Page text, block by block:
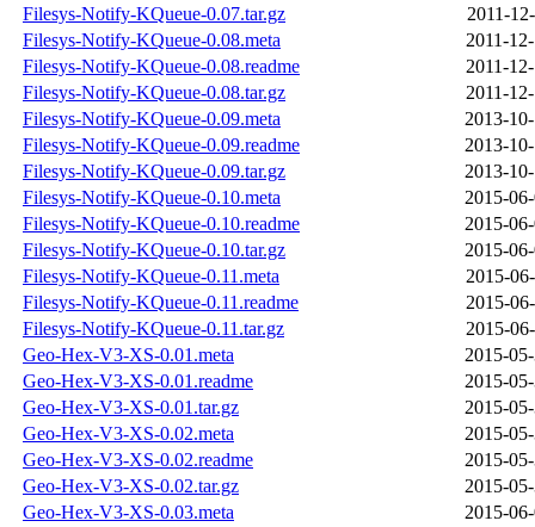
Filesys-Notify-KQueue-0.07.tar.gz
2011-
Filesys-Notify-KQueue-0.08.meta
2011-
Filesys-Notify-KQueue-0.08.readme
2011-
Filesys-Notify-KQueue-0.08.tar.gz
2011-
Filesys-Notify-KQueue-0.09.meta
2013-
Filesys-Notify-KQueue-0.09.readme
2013-
Filesys-Notify-KQueue-0.09.tar.gz
2013-
Filesys-Notify-KQueue-0.10.meta
2015-
Filesys-Notify-KQueue-0.10.readme
2015-
Filesys-Notify-KQueue-0.10.tar.gz
2015-
Filesys-Notify-KQueue-0.11.meta
2015-
Filesys-Notify-KQueue-0.11.readme
2015-
Filesys-Notify-KQueue-0.11.tar.gz
2015-
Geo-Hex-V3-XS-0.01.meta
2015-
Geo-Hex-V3-XS-0.01.readme
2015-
Geo-Hex-V3-XS-0.01.tar.gz
2015-
Geo-Hex-V3-XS-0.02.meta
2015-
Geo-Hex-V3-XS-0.02.readme
2015-
Geo-Hex-V3-XS-0.02.tar.gz
2015-
Geo-Hex-V3-XS-0.03.meta
2015-